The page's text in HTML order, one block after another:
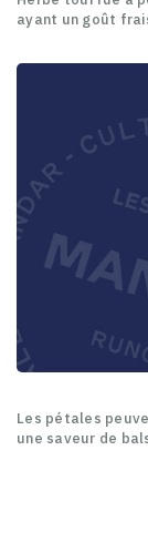
ayant un goût
Les pétales
une saveur de